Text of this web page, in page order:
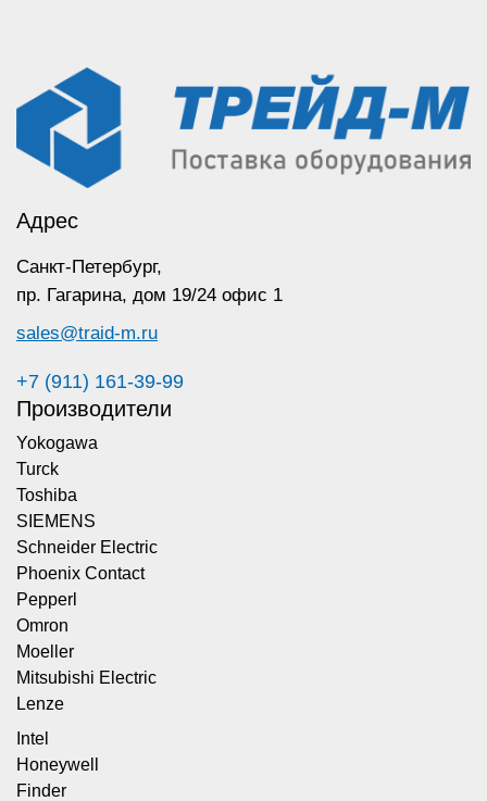
Адрес
Санкт-Петербург,
пр. Гагарина, дом 19/24 офис 1
sales@traid-m.ru
+7 (911) 161-39-99
Производители
Yokogawa
Turck
Toshiba
SIEMENS
Schneider Electric
Phoenix Contact
Pepperl
Omron
Moeller
Mitsubishi Electric
Lenze
Intel
Honeywell
Finder